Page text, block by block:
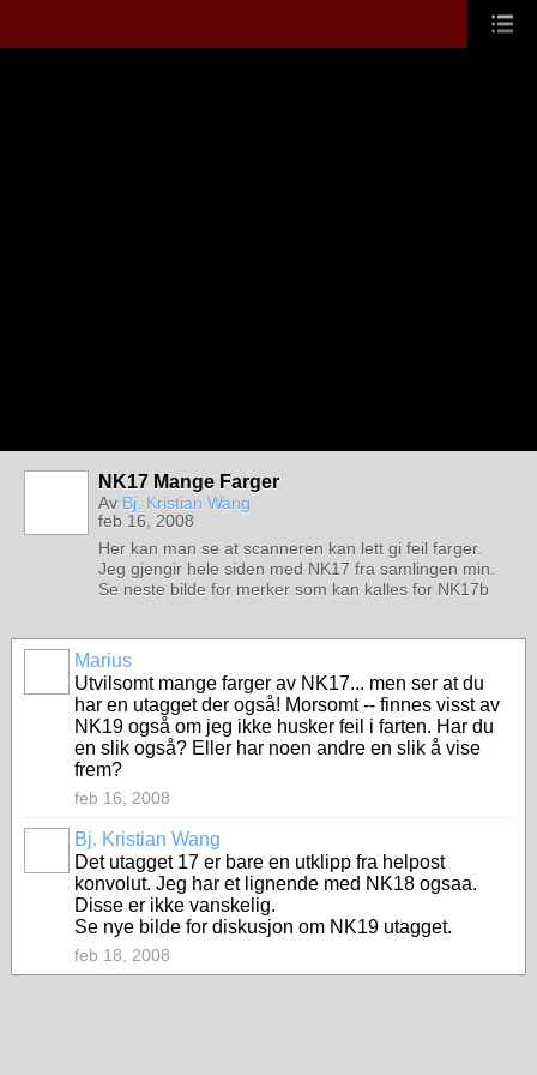
NK17 Mange Farger
Av Bj. Kristian Wang
feb 16, 2008
Her kan man se at scanneren kan lett gi feil farger.
Jeg gjengir hele siden med NK17 fra samlingen min.
Se neste bilde for merker som kan kalles for NK17b
Marius
Utvilsomt mange farger av NK17... men ser at du
har en utagget der også! Morsomt -- finnes visst av
NK19 også om jeg ikke husker feil i farten. Har du
en slik også? Eller har noen andre en slik å vise
frem?
feb 16, 2008
Bj. Kristian Wang
Det utagget 17 er bare en utklipp fra helpost
konvolut. Jeg har et lignende med NK18 ogsaa.
Disse er ikke vanskelig.
Se nye bilde for diskusjon om NK19 utagget.
feb 18, 2008